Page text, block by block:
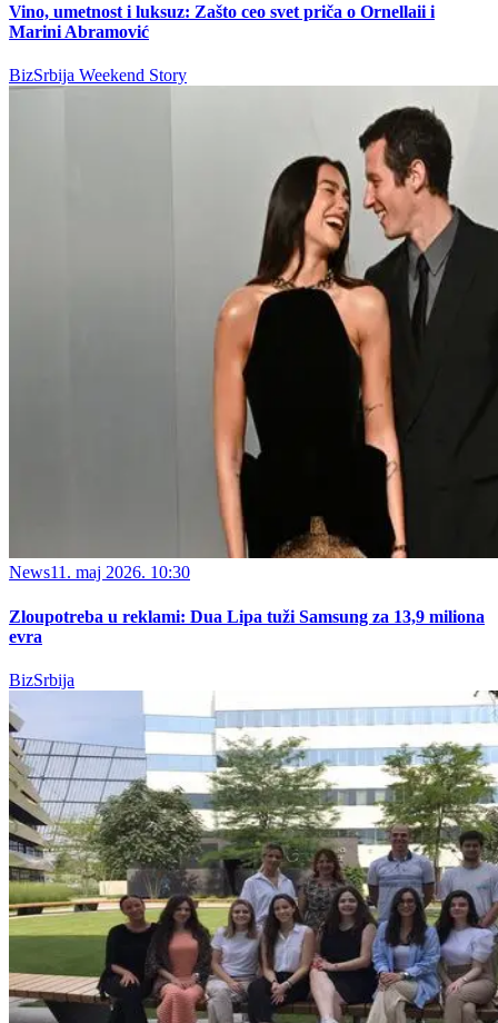
Vino, umetnost i luksuz: Zašto ceo svet priča o Ornellaii i
Marini Abramović
BizSrbija Weekend Story
News11. maj 2026. 10:30
Zloupotreba u reklami: Dua Lipa tuži Samsung za 13,9 miliona
evra
BizSrbija